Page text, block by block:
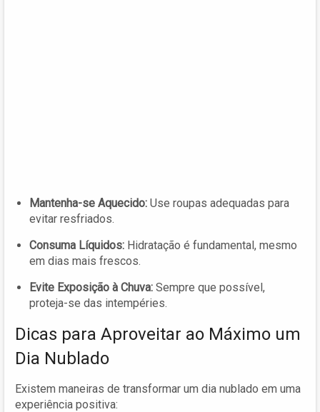
Mantenha-se Aquecido: Use roupas adequadas para
evitar resfriados.
Consuma Líquidos: Hidratação é fundamental, mesmo
em dias mais frescos.
Evite Exposição à Chuva: Sempre que possível,
proteja-se das intempéries.
Dicas para Aproveitar ao Máximo um
Dia Nublado
Existem maneiras de transformar um dia nublado em uma
experiência positiva: